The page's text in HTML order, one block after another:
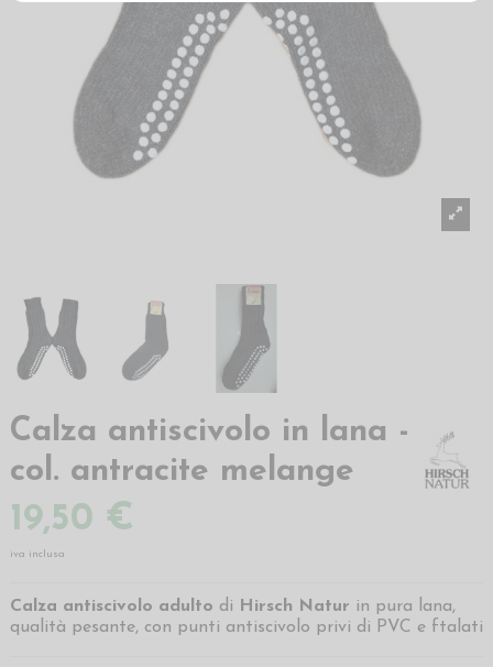
Calza antiscivolo in lana -
col. antracite melange
19,50 €
iva inclusa
Calza antiscivolo adulto di Hirsch Natur in pura lana,
qualità pesante, con punti antiscivolo privi di PVC e ftalati